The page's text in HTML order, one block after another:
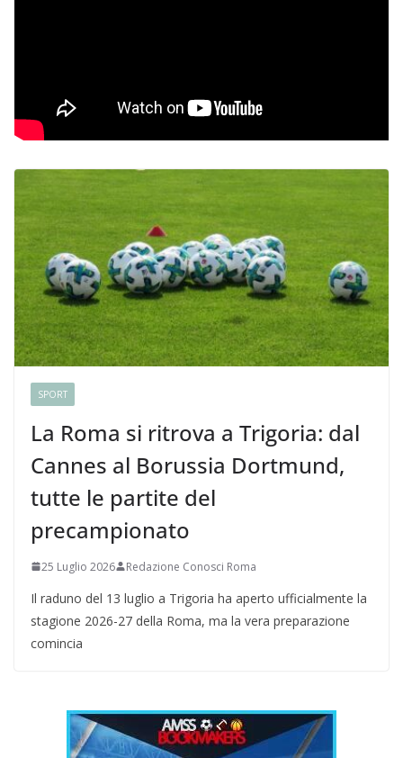
SPORT
La Roma si ritrova a Trigoria: dal
Cannes al Borussia Dortmund,
tutte le partite del
precampionato
25 Luglio 2026 Redazione Conosci Roma
Il raduno del 13 luglio a Trigoria ha aperto ufficialmente la
stagione 2026-27 della Roma, ma la vera preparazione
comincia